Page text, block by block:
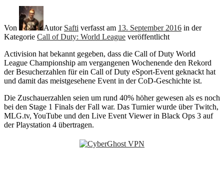
Von Autor Safti verfasst am 13. September 2016 in der
Kategorie Call of Duty: World League veröffentlicht
Activision hat bekannt gegeben, dass die Call of Duty World
League Championship am vergangenen Wochenende den Rekord
der Besucherzahlen für ein Call of Duty eSport-Event geknackt hat
und damit das meistgesehene Event in der CoD-Geschichte ist.
Die Zuschauerzahlen seien um rund 40% höher gewesen als es noch
bei den Stage 1 Finals der Fall war. Das Turnier wurde über Twitch,
MLG.tv, YouTube und den Live Event Viewer in Black Ops 3 auf
der Playstation 4 übertragen.